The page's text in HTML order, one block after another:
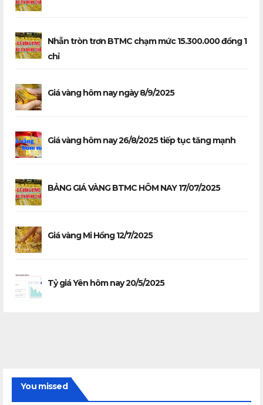
Nhẫn tròn trơn BTMC chạm mức 15.300.000 đồng 1
chỉ
Giá vàng hôm nay ngày 8/9/2025
Giá vàng hôm nay 26/8/2025 tiếp tục tăng mạnh
BẢNG GIÁ VÀNG BTMC HÔM NAY 17/07/2025
Giá vàng Mi Hồng 12/7/2025
Tỷ giá Yên hôm nay 20/5/2025
You missed